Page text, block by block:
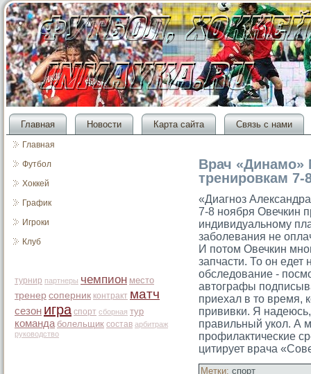
Главная Новости Карта сайта Связь с нами
Главная
Футбол
Хоккей
График
Игроки
Клуб
турнир партнеры чемпион место
тренер соперник контракт матч
сезон игра спорт сборная тур
команда болельщик состав арбитраж
руководство
Врач «Динамо»
тренировкам 7-
«Диагноз
7-8 ноября Овечкин
индивидуальному
заболевания не
И потом Овечкин
запчасти. То он едет
обследование -
автографы
приехал в то время,
прививки. Я
правильный укол. А
профилактические
цитирует врача
Метки: спорт